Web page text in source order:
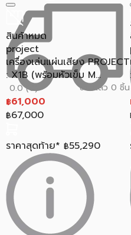
สินค้าหมด
project
เครื่องเล่นแผ่นเสียง PROJECT
: X1B (พร้อมหัวเข็ม M...
0.0 (0) ขายแล้ว 0 ชิ้น
฿61,000
฿67,000
ราคาสุดท้าย* ฿55,290